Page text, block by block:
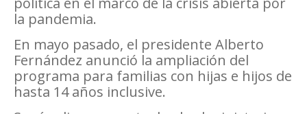
la pandemia.
En mayo pasado, el presidente Alberto
Fernández anunció la ampliación del
programa para familias con hijas e hijos de
hasta 14 años inclusive.